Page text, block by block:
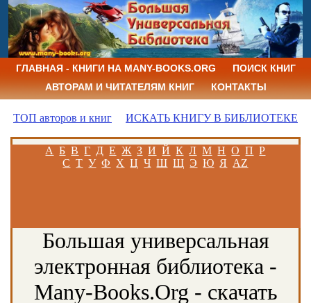
ГЛАВНАЯ - КНИГИ НА MANY-BOOKS.ORG
ПОИСК КНИГ
АВТОРАМ И ЧИТАТЕЛЯМ КНИГ
КОНТАКТЫ
ТОП авторов и книг ИСКАТЬ КНИГУ В БИБЛИОТЕКЕ
А Б В Г Д Е Ж З И Й К Л М Н О П Р
С Т У Ф Х Ц Ч Ш Щ Э Ю Я AZ
Большая универсальная
электронная библиотека -
Many-Books.Org - скачать